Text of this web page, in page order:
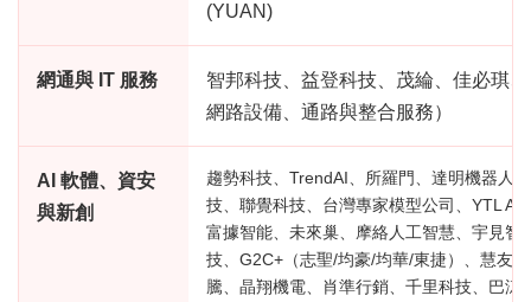
(YUAN)
網通與 IT 服務
智邦科技、益登科技、茂綸、佳必琪
網路設備、通路與整合服務）
AI 軟體、資安
與新創
趨勢科技、TrendAI、所羅門、達明機器人
技、聯覺科技、台灣專家模型公司、YTL AI
富據智能、未來巢、摩絡人工智慧、宇見智
技、G2C+（志聖/均豪/均華/東捷）、慧友
騰、晶翔機電、肖準行銷、千里科技、巴涼